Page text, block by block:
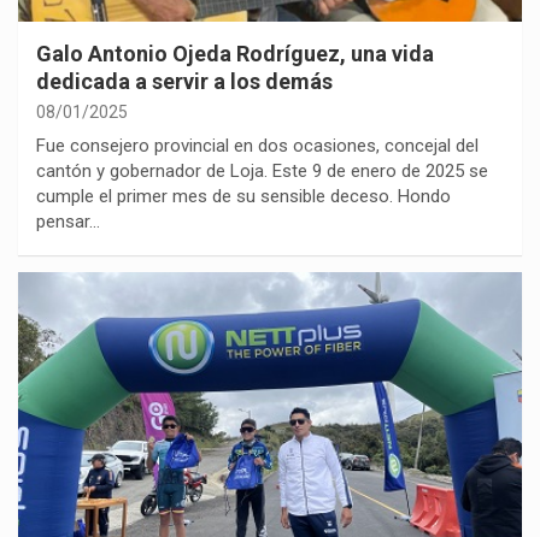
Galo Antonio Ojeda Rodríguez, una vida
dedicada a servir a los demás
08/01/2025
Fue consejero provincial en dos ocasiones, concejal del
cantón y gobernador de Loja. Este 9 de enero de 2025 se
cumple el primer mes de su sensible deceso. Hondo
pensar…